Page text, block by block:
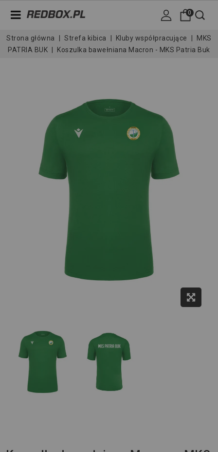
0
Strona główna Strefa kibica Kluby współpracujące
MKS
PATRIA BUK
Koszulka bawełniana Macron - MKS Patria Buk